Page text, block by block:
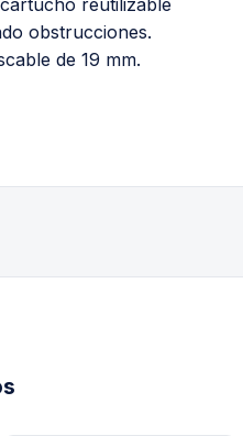
obstrucciones.
de 19 mm.